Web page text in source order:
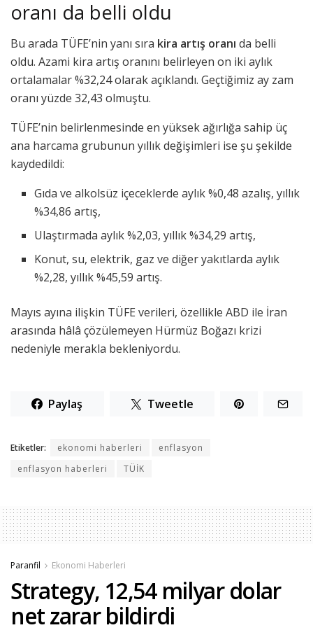
oranı da belli oldu
Bu arada TÜFE’nin yanı sıra kira artış oranı da belli
oldu. Azami kira artış oranını belirleyen on iki aylık
ortalamalar %32,24 olarak açıklandı. Geçtiğimiz ay zam
oranı yüzde 32,43 olmuştu.
TÜFE’nin belirlenmesinde en yüksek ağırlığa sahip üç
ana harcama grubunun yıllık değişimleri ise şu şekilde
kaydedildi:
Gıda ve alkolsüz içeceklerde aylık %0,48 azalış, yıllık
%34,86 artış,
Ulaştırmada aylık %2,03, yıllık %34,29 artış,
Konut, su, elektrik, gaz ve diğer yakıtlarda aylık
%2,28, yıllık %45,59 artış.
Mayıs ayına ilişkin TÜFE verileri, özellikle ABD ile İran
arasında hâlâ çözülemeyen Hürmüz Boğazı krizi
nedeniyle merakla bekleniyordu.
Paylaş Tweetle
Etiketler: ekonomi haberleri
enflasyon
enflasyon haberleri
TÜİK
Paranfil Ekonomi Haberleri
Strategy, 12,54 milyar dolar
net zarar bildirdi